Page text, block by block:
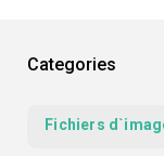
Categories
Fichiers